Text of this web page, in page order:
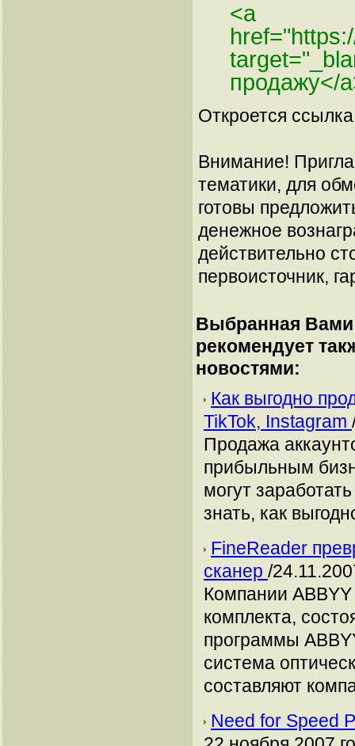
<a
продажу</
Откроется
Внимание!
тематики, для
готовы
денежное
действительно
первоисточник,
Выбранная Вами
рекомендует
новостями:
Как выгодно
TikTok, Instagram
Продажа
прибыльным
могут
знать, как
FineReader
сканер /
Компании
комплекта,
программы
система
составляют
Need for Speed